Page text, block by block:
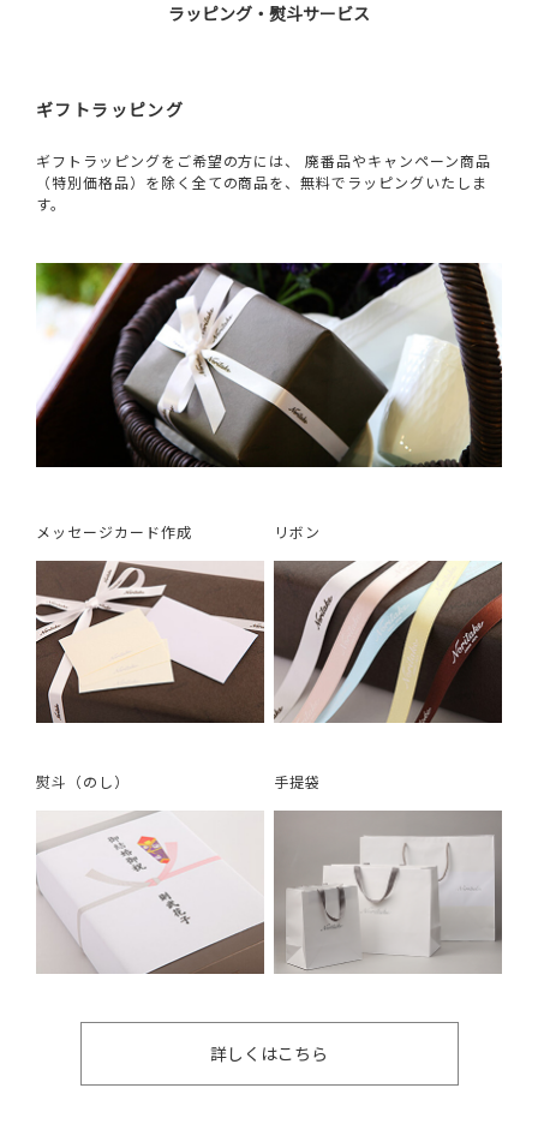
ラッピング・熨斗サービス
ギフトラッピング
ギフトラッピングをご希望の方には、 廃番品やキャンペーン商品
（特別価格品）を除く全ての商品を、無料でラッピングいたしま
す。
メッセージカード作成 リボン
熨斗（のし） 手提袋
詳しくはこちら